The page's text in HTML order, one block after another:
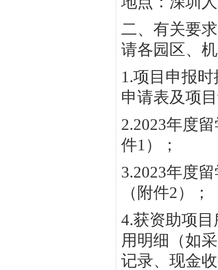
二、有关要求
请各园区、
1.项目申报
申请表及项
2.2023年度
件1）；
3.2023年度
（附件2）；
4.获资助项
用明细（如
记录、现金